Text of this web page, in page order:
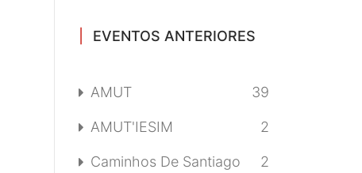
EVENTOS ANTERIORES
AMUT 39
AMUT'IESIM 2
Caminhos De Santiago 2